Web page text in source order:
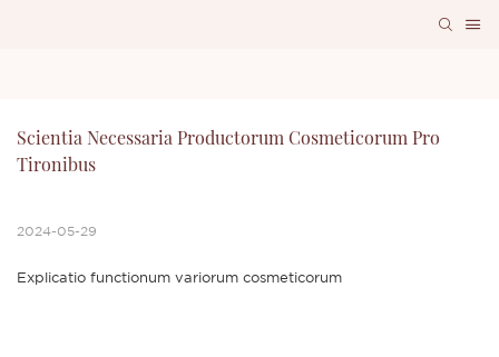
Scientia Necessaria Productorum Cosmeticorum Pro
Tironibus
2024-05-29
Explicatio functionum variorum cosmeticorum